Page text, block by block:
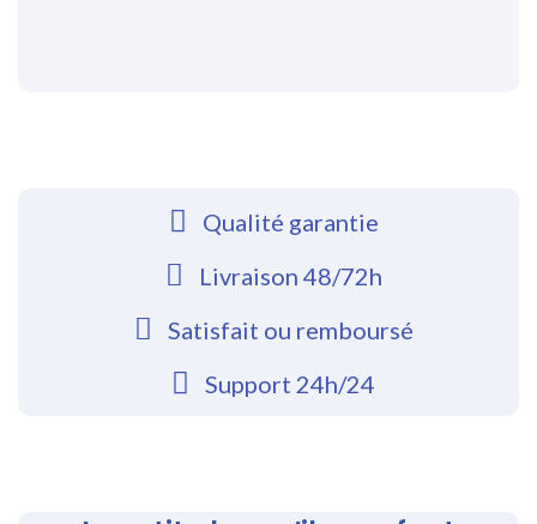
Qualité garantie
Livraison 48/72h
Satisfait ou remboursé
Support 24h/24